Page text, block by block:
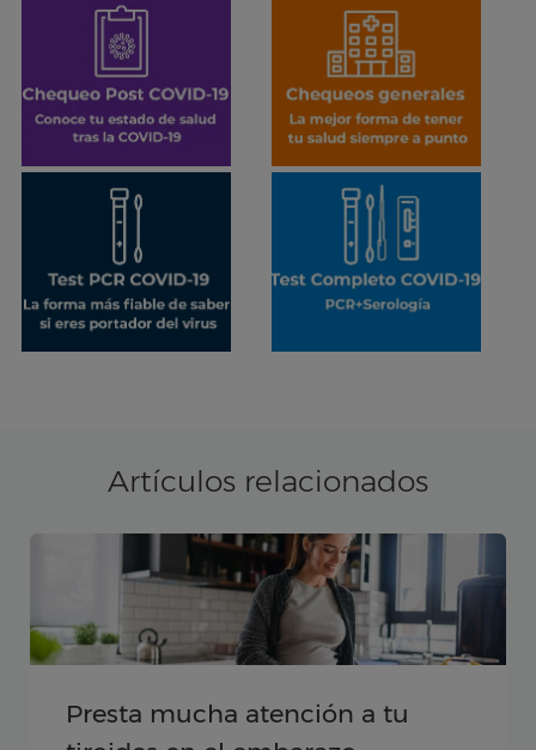
Artículos relacionados
¿Cómo eliminar las manchas en